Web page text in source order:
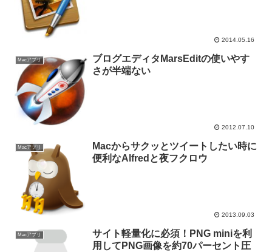
2014.05.16
Macアプリ
ブログエディタMarsEditの使いやす
さが半端ない
2012.07.10
Macアプリ
Macからサクッとツイートしたい時に
便利なAlfredと夜フクロウ
2013.09.03
Macアプリ
サイト軽量化に必須！PNG miniを利
用してPNG画像を約70パーセント圧